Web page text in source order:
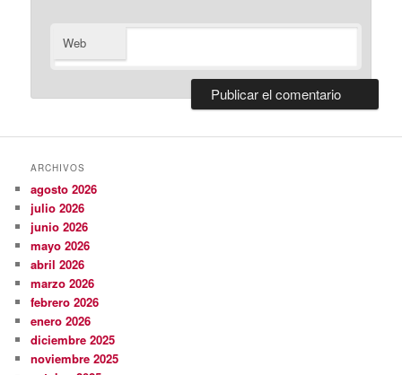
Web
ARCHIVOS
agosto 2026
julio 2026
junio 2026
mayo 2026
abril 2026
marzo 2026
febrero 2026
enero 2026
diciembre 2025
noviembre 2025